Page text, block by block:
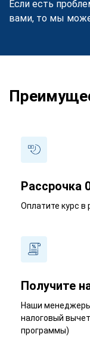
Если есть
вами, то мы
Рассрочка
Оплатите курс в
Получите
Наши менеджеры
налоговый
программы)